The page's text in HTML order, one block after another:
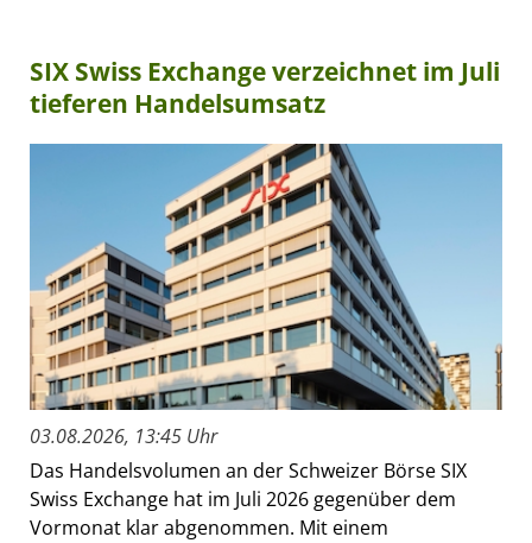
SIX Swiss Exchange verzeichnet im Juli
tieferen Handelsumsatz
03.08.2026, 13:45 Uhr
Das Handelsvolumen an der Schweizer Börse SIX
Swiss Exchange hat im Juli 2026 gegenüber dem
Vormonat klar abgenommen. Mit einem